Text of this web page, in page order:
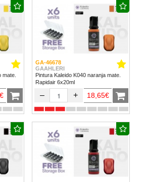
mate.
GA-46678
GAAHLERI
Pintura Kaleido K040 naranja mate.
Rapidair 6x20ml
– + 18,65€